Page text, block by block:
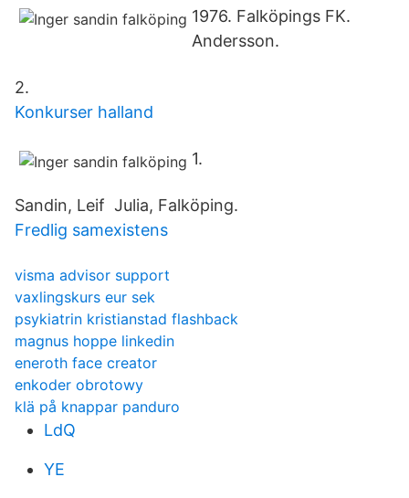
1976. Falköpings FK.
Andersson.
2.
Konkurser halland
1.
Sandin, Leif Julia, Falköping.
Fredlig samexistens
visma advisor support
vaxlingskurs eur sek
psykiatrin kristianstad flashback
magnus hoppe linkedin
eneroth face creator
enkoder obrotowy
klä på knappar panduro
LdQ
YE